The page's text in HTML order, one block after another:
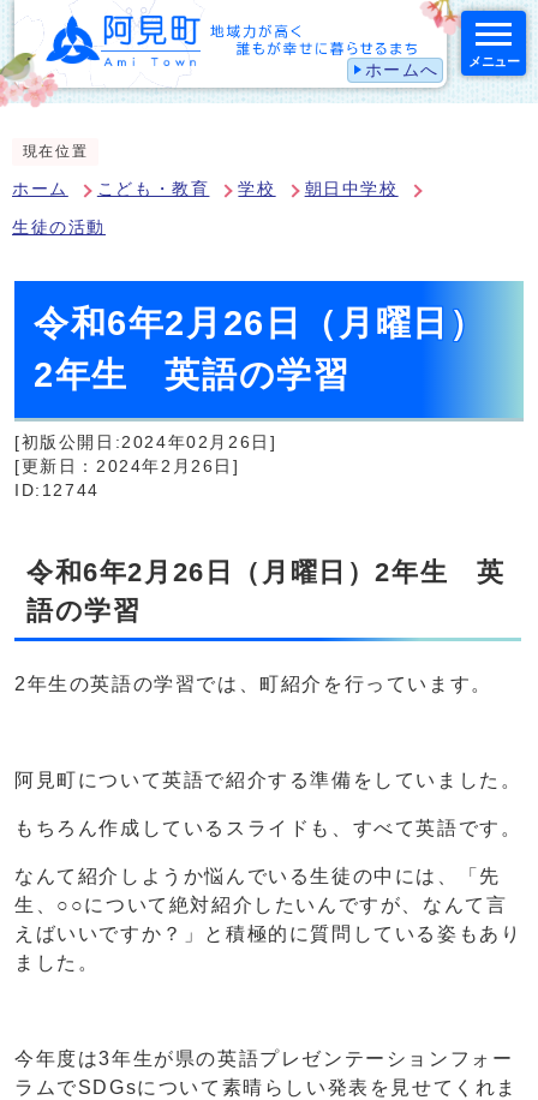
ホームへ メニュー
現在位置
ホーム こども・教育 学校 朝日中学校
生徒の活動
令和6年2月26日（月曜日）
2年生 英語の学習
[初版公開日:2024年02月26日]
[更新日：2024年2月26日]
ID:12744
令和6年2月26日（月曜日）2年生 英
語の学習
2年生の英語の学習では、町紹介を行っています。
阿見町について英語で紹介する準備をしていました。
もちろん作成しているスライドも、すべて英語です。
なんて紹介しようか悩んでいる生徒の中には、「先
生、○○について絶対紹介したいんですが、なんて言
えばいいですか？」と積極的に質問している姿もあり
ました。
今年度は3年生が県の英語プレゼンテーションフォー
ラムでSDGsについて素晴らしい発表を見せてくれま